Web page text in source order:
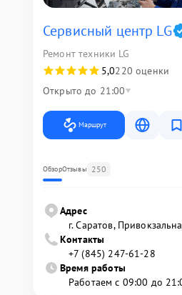
Сервисный центр LG
Ремонт техники LG
5,0220 оценки
Открыто до 21:00
Маршрут
ОбзорОтзывы 250
Адрес
г. Саратов,
Контакты
+7 (845) 247-61-28
Время работы
Работаем с 09:00 до